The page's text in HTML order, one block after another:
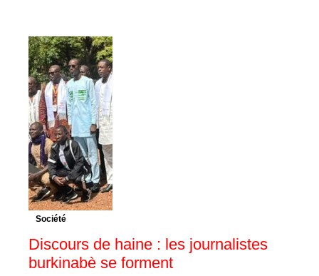
Société
Discours de haine : les journalistes
burkinabè se forment